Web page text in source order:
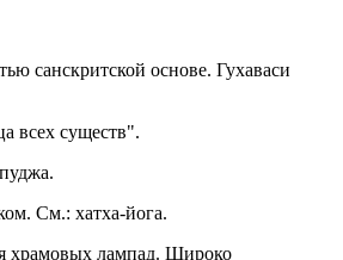
санскритской основе. Гухаваси
всех существ".
См.: хатха-йога.
храмовых лампад. Широко